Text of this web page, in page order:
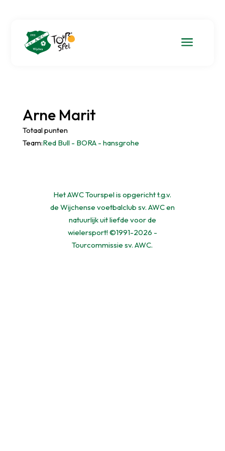
a
Arne Marit
Totaal punten
Team:Red Bull - BORA - hansgrohe
Het AWC Tourspel is opgericht t.g.v.
de Wijchense voetbalclub sv. AWC en
natuurlijk uit liefde voor de
wielersport! ©1991-2026 -
Tourcommissie sv. AWC.